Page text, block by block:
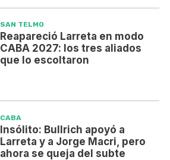
SAN TELMO
Reapareció Larreta en modo
CABA 2027: los tres aliados
que lo escoltaron
CABA
Insólito: Bullrich apoyó a
Larreta y a Jorge Macri, pero
ahora se queja del subte